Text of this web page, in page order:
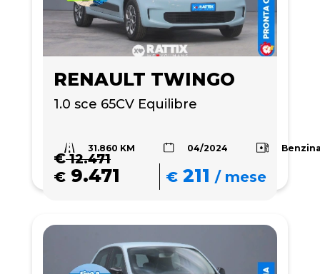
RENAULT TWINGO
1.0 sce 65CV Equilibre
31.860 KM 04/2024
€12.471
€ 9.471 € 211 /mese